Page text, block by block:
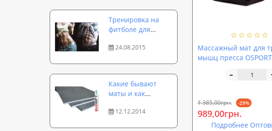
Тренировка на
фитболе для
пресса за 15
24.08.2015
Какие бывают
маты и как
спортивный мат
12.12.2014
Массажный мат для
мышц пресса
1 385,00грн. -29%
989,00грн.
Подробнее